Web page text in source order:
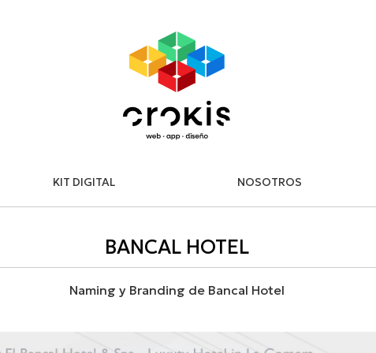
KIT DIGITAL NOSOTROS
BANCAL HOTEL
Naming y Branding de Bancal Hotel